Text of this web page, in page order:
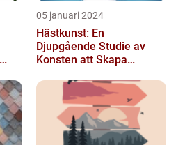
05 januari 2024
Hästkunst: En
Djupgående Studie av
Konsten att Skapa